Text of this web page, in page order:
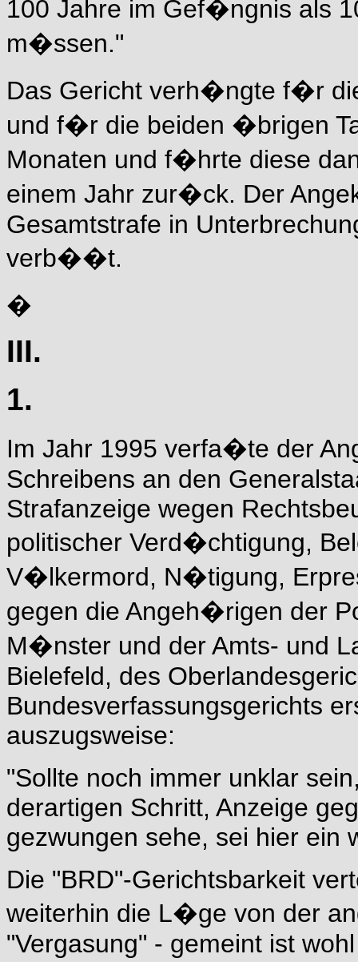
100 Jahre im Gef�ngnis als
m�ssen."
Das Gericht verh�ngte f�r
und f�r die beiden �brigen
Monaten und f�hrte diese
einem Jahr zur�ck. Der
Gesamtstrafe in
verb��t.
�
III.
1.
Im Jahr 1995 verfa�te der
Schreibens an den
Strafanzeige wegen
politischer Verd�chtigung,
V�lkermord, N�tigung,
gegen die Angeh�rigen der
M�nster und der Amts- und
Bielefeld, des
Bundesverfassungsgerichts
auszugsweise:
"Sollte noch immer unklar
derartigen Schritt, Anzeige
gezwungen sehe, sei hier ein
Die "BRD"-Gerichtsbarkeit
weiterhin die L�ge von der
"Vergasung" - gemeint ist